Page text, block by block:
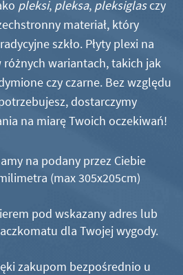
pleksi, pleksa, pleksiglasczy
materiał, który
szkło. Płyty plexi na
wariantach, takich jak
czy czarne. Bez względu
dostarczymy
na miarę Twoich oczekiwań!
na podany przez Ciebie
(max 305x205cm)
pod wskazany adres lub
dla Twojej wygody.
zakupom bezpośrednio u